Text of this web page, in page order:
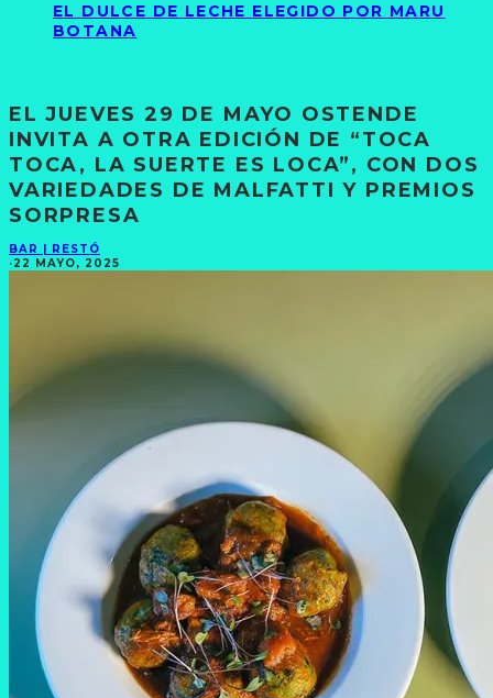
EL DULCE DE LECHE ELEGIDO POR MARU
BOTANA
EL JUEVES 29 DE MAYO OSTENDE
INVITA A OTRA EDICIÓN DE “TOCA
TOCA, LA SUERTE ES LOCA”, CON DOS
VARIEDADES DE MALFATTI Y PREMIOS
SORPRESA
BAR | RESTÓ
·22 MAYO, 2025